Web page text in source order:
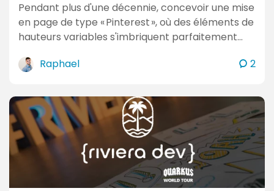
l
i
t
é
Pendant plus d'une décennie, concevoir une mise
en page de type « Pinterest », où des éléments de
hauteurs variables s'imbriquent parfaitement…
Raphael
2c
m
e
n
t
i